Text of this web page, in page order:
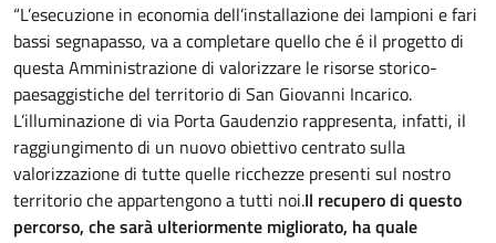
“L’esecuzione in economia dell’installazione dei lampioni e fari
bassi segnapasso, va a completare quello che é il progetto di
questa Amministrazione di valorizzare le risorse storico-
paesaggistiche del territorio di San Giovanni Incarico.
L’illuminazione di via Porta Gaudenzio rappresenta, infatti, il
raggiungimento di un nuovo obiettivo centrato sulla
valorizzazione di tutte quelle ricchezze presenti sul nostro
territorio che appartengono a tutti noi.Il recupero di questo
percorso, che sarà ulteriormente migliorato, ha quale